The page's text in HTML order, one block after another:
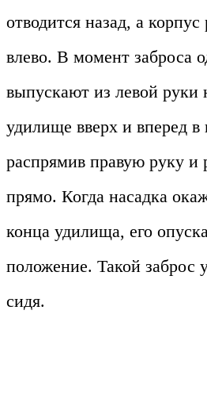
отводится назад, а корпус
влево. В момент заброса
выпускают из левой руки
удилище вверх и вперед в
распрямив правую руку и
прямо. Когда насадка
конца удилища, его
положение. Такой заброс
сидя.